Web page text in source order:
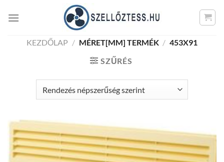
KEZDŐLAP / MÉRET[MM] TERMÉK / 453X91
SZŰRÉS